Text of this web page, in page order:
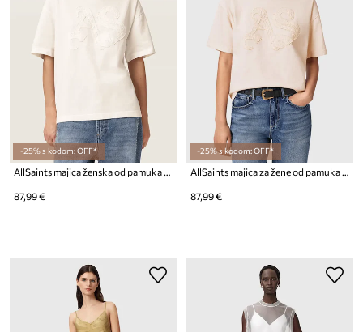
-25% s kodom: OFF*
AllSaints majica ženska od pamuka INSIGNIA
87,99 €
-25% s kodom: OFF*
AllSaints majica za žene od pamuka INSIGNIA
87,99 €